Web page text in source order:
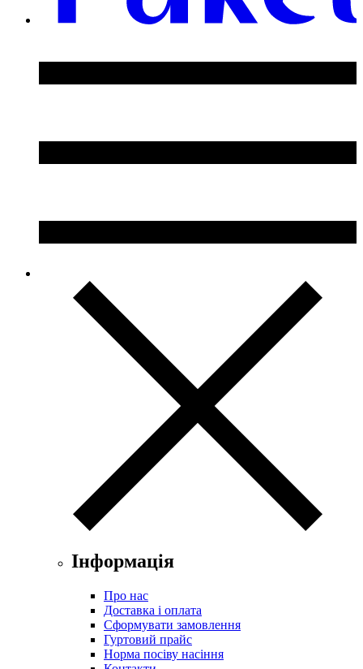
Інформація
Про нас
Доставка і оплата
Сформувати замовлення
Гуртовий прайс
Норма посіву насіння